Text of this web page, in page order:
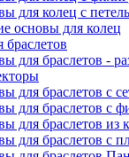
для колец с
основы для колец
для браслетов -
для браслетов с
для браслетов с
для браслетов из
для браслетов с